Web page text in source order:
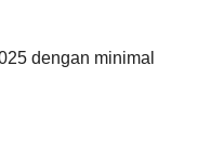
dengan minimal